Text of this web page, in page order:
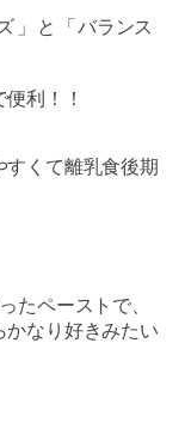
」と「 バランス
利！！
くて離乳食後期
たペーストで、
かなり好きみたい